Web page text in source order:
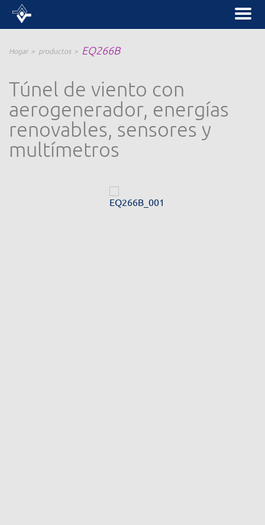
Hogar productos EQ266B
Túnel de viento con
aerogenerador, energías
renovables, sensores y
multímetros